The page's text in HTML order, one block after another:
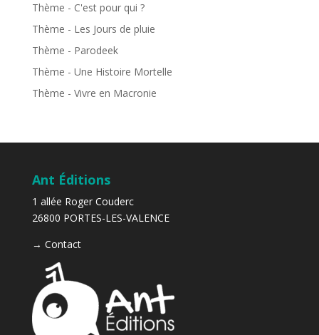
Thème - C'est pour qui ?
Thème - Les Jours de pluie
Thème - Parodeek
Thème - Une Histoire Mortelle
Thème - Vivre en Macronie
Ant Éditions
1 allée Roger Couderc
26800 PORTES-LES-VALENCE
→ Contact